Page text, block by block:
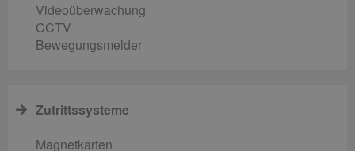
Videoüberwachung
CCTV
Bewegungsmelder
Zutrittssysteme
Magnetkarten